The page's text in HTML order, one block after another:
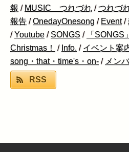
報 / MUSIC つれづれ /つれづ
報告 /OnedayOnesong / Event /
/Youtube /SONGS / 「SONGS
Christmas！
/ Info. / イベント案
song・that・time's・on- / メン
RSS